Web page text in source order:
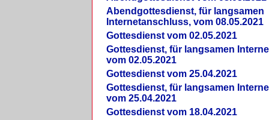
Abendgottesdienst, für langsamen
Internetanschluss, vom 08.05.2021
Gottesdienst vom 02.05.2021
Gottesdienst, für langsamen
vom 02.05.2021
Gottesdienst vom 25.04.2021
Gottesdienst, für langsamen
vom 25.04.2021
Gottesdienst vom 18.04.2021